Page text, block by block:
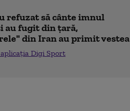
refuzat să cânte imnul
au fugit din ţară,
din Iran au primit vestea
Digi Sport